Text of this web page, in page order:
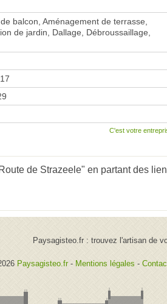
balcon, Aménagement de terrasse,
de jardin, Dallage, Débroussaillage,
C'est votre
de Strazeele" en partant des
Paysagisteo.fr : trouvez l'artisan de
Paysagisteo.fr - Mentions légales -